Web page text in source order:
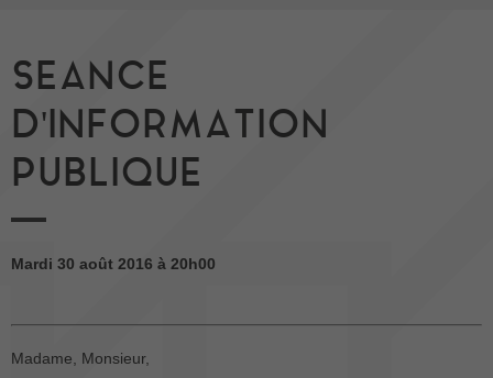
SEANCE
D'INFORMATION
PUBLIQUE
Mardi 30 août 2016 à 20h00
Madame, Monsieur,